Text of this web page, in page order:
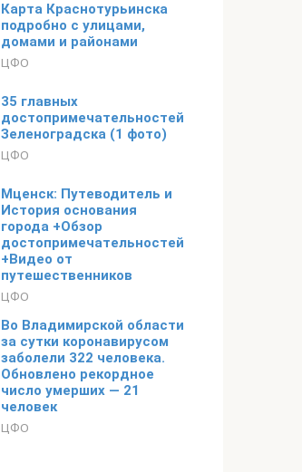
Карта Краснотурьинска
подробно с улицами,
домами и районами
ЦФО
35 главных
достопримечательностей
Зеленоградска (1 фото)
ЦФО
Мценск: Путеводитель и
История основания
города +Обзор
достопримечательностей
+Видео от
путешественников
ЦФО
Во Владимирской области
за сутки коронавирусом
заболели 322 человека.
Обновлено рекордное
число умерших — 21
человек
ЦФО